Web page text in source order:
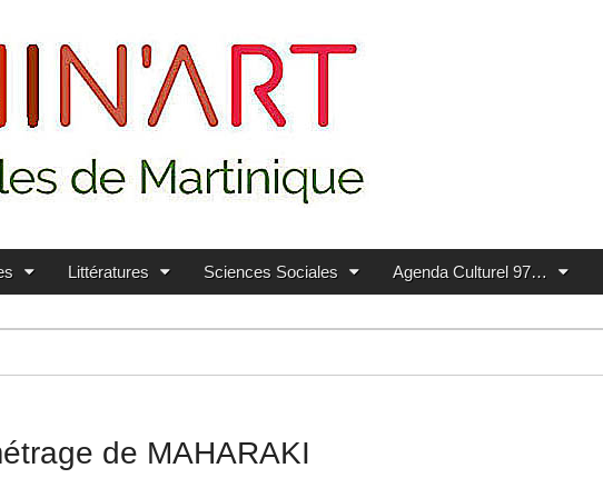
Littératures Sciences Sociales Agenda Culturel 97…
de MAHARAKI